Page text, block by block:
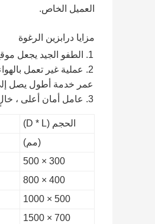
العميل الخاص.
مزايا درابزين الرغوة
1. الطفو الجيد يجعل موقع التثبيت لا يتأثر بمدى المد والجزر.
2. عملية غير تعمل
عمر خدمة أطول يصل إلى 15 عامًا بدون صيانة
3. عامل أمان أعلى ، خالٍ من مخاطر الانفجار.
الحجم (D * L)
(مم)
300 × 500
400 × 800
500 × 1000
700 × 1500